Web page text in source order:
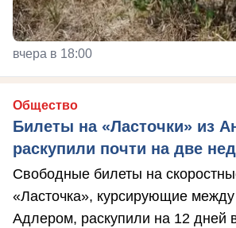
вчера в 18:00
Общество
Билеты на «Ласточки» из
раскупили почти на две
Свободные билеты на
«Ласточка», курсирующие
Адлером, раскупили на 12 дней